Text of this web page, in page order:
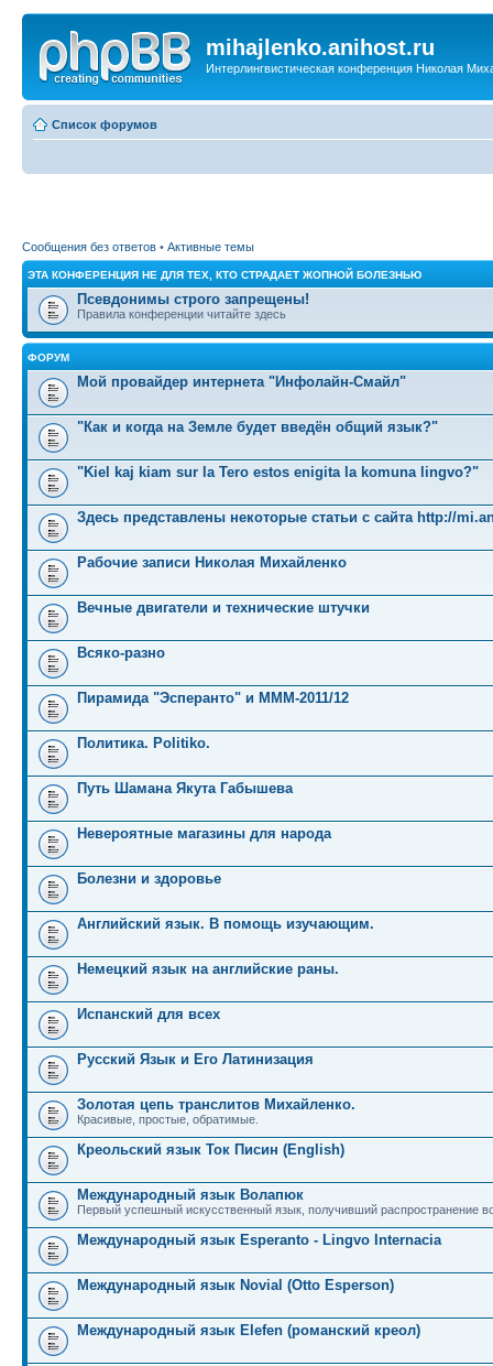
mihajlenko.anihost.ru
Интерлингвистическая конференция Николая
Список форумов
Сообщения без ответов • Активные темы
ЭТА КОНФЕРЕНЦИЯ НЕ ДЛЯ ТЕХ, КТО СТРАДАЕТ ЖОПНОЙ БОЛЕЗНЬЮ
Псевдонимы строго запрещены!
Правила конференции читайте здесь
ФОРУМ
Мой провайдер интернета "Инфолайн-Смайл"
"Как и когда на Земле будет введён общий язык?"
"Kiel kaj kiam sur la Tero estos enigita la komuna lingvo?"
Здесь представлены некоторые статьи с сайта http://
Рабочие записи Николая Михайленко
Вечные двигатели и технические штучки
Всяко-разно
Пирамида "Эсперанто" и MMM-2011/12
Политика. Politiko.
Путь Шамана Якута Габышева
Невероятные магазины для народа
Болезни и здоровье
Английский язык. В помощь изучающим.
Немецкий язык на английские раны.
Испанский для всех
Русский Язык и Его Латинизация
Золотая цепь транслитов Михайленко.
Красивые, простые, обратимые.
Креольский язык Ток Писин (English)
Международный язык Волапюк
Первый успешный искусственный язык, получивший распространение
Международный язык Esperanto - Lingvo Internacia
Международный язык Novial (Otto Esperson)
Международный язык Elefen (романский креол)